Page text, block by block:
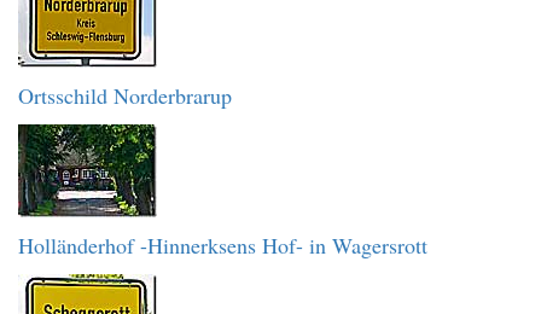
Ortsschild Norderbrarup
Holländerhof -Hinnerksens Hof- in Wagersrott